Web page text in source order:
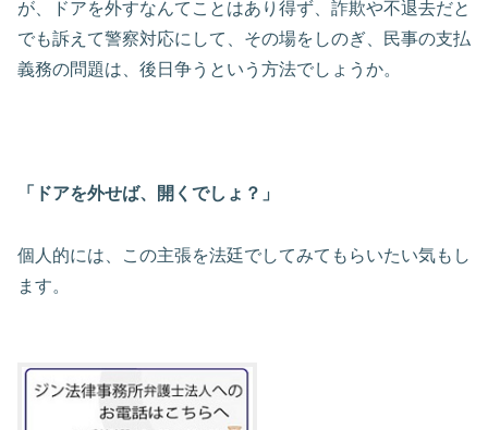
が、ドアを外すなんてことはあり得ず、詐欺や不退去だと
でも訴えて警察対応にして、その場をしのぎ、民事の支払
義務の問題は、後日争うという方法でしょうか。
「ドアを外せば、開くでしょ？」
個人的には、この主張を法廷でしてみてもらいたい気もし
ます。